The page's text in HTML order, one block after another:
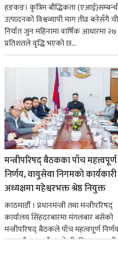
हङकङ। कृत्रिम बौद्धिकता
उत्पादनको विश्वव्यापी माग तीव्र बनेसँगै
निर्यात जुन महिनामा वार्षिक आधारमा २७
प्रतिशतले वृद्धि भएको छ...
मन्त्रीपरिषद् बैठकका पाँच महत्त्वपूर्ण
निर्णय, वायुसेवा निगमको कार्यकारी
अध्यक्षमा महेश्वरभक्त श्रेष्ठ नियुक्त
काठमाडौँ । प्रधानमन्त्री तथा मन्त्रीपरिषद्
कार्यालय सिंहदरबारमा मंगलबार बसेको
मन्त्रीपरिषद् बैठकले पाँच महत्वपूर्ण
छ । यसैक्रममा बैडकले